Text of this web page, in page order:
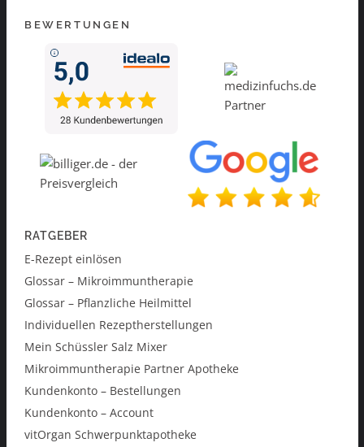
BEWERTUNGEN
RATGEBER
E-Rezept einlösen
Glossar – Mikroimmuntherapie
Glossar – Pflanzliche Heilmittel
Individuellen Rezeptherstellungen
Mein Schüssler Salz Mixer
Mikroimmuntherapie Partner Apotheke
Kundenkonto – Bestellungen
Kundenkonto – Account
vitOrgan Schwerpunktapotheke